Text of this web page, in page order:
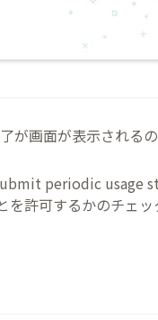
が画面が表示される
periodic usage
を許可するかのチェッ